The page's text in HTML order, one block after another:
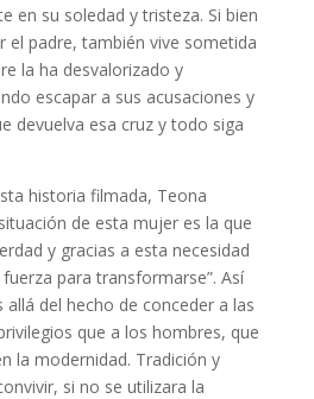
en su soledad y tristeza. Si bien
el padre, también vive sometida
la ha desvalorizado y
escapar a sus acusaciones y
devuelva esa cruz y todo siga
historia filmada, Teona
de esta mujer es la que
y gracias a esta necesidad
para transformarse”. Así
del hecho de conceder a las
que a los hombres, que
la modernidad. Tradición y
si no se utilizara la